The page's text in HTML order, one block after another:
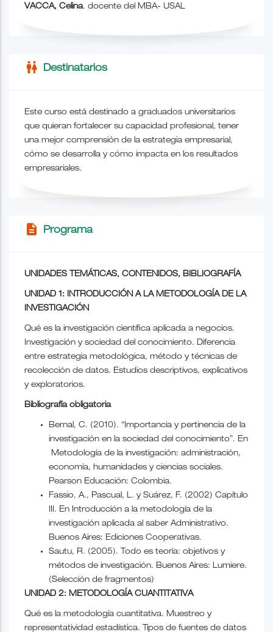
VACCA, Celina. docente del MBA- USAL
wc Destinatarios
Este curso está destinado a graduados universitarios
que quieran fortalecer su capacidad profesional, tener
una mejor comprensión de la estrategia empresarial,
cómo se desarrolla y cómo impacta en los resultados
empresariales.
description Programa
UNIDADES TEMÁTICAS, CONTENIDOS, BIBLIOGRAFÍA
UNIDAD 1: INTRODUCCIÓN A LA METODOLOGÍA DE LA
INVESTIGACIÓN
Qué es la investigación científica aplicada a negocios.
Investigación y sociedad del conocimiento. Diferencia
entre estrategia metodológica, método y técnicas de
recolección de datos. Estudios descriptivos, explicativos
y exploratorios.
Bibliografía obligatoria
Bernal, C. (2010). “Importancia y pertinencia de la
investigación en la sociedad del conocimiento”. En
Metodología de la investigación: administración,
economía, humanidades y ciencias sociales.
Pearson Educación: Colombia.
Fassio, A., Pascual, L. y Suárez, F. (2002) Capítulo
III. En Introducción a la metodología de la
investigación aplicada al saber Administrativo.
Buenos Aires: Ediciones Cooperativas.
Sautu, R. (2005). Todo es teoría: objetivos y
métodos de investigación. Buenos Aires: Lumiere.
(Selección de fragmentos)
UNIDAD 2: METODOLOGÍA CUANTITATIVA
Qué es la metodología cuantitativa. Muestreo y
representatividad estadística. Tipos de fuentes de datos